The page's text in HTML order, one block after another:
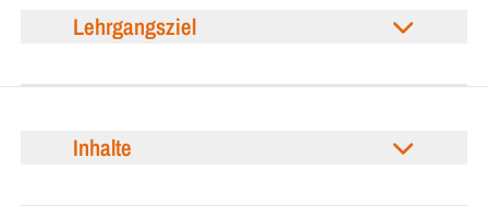
Lehrgangsziel
Inhalte